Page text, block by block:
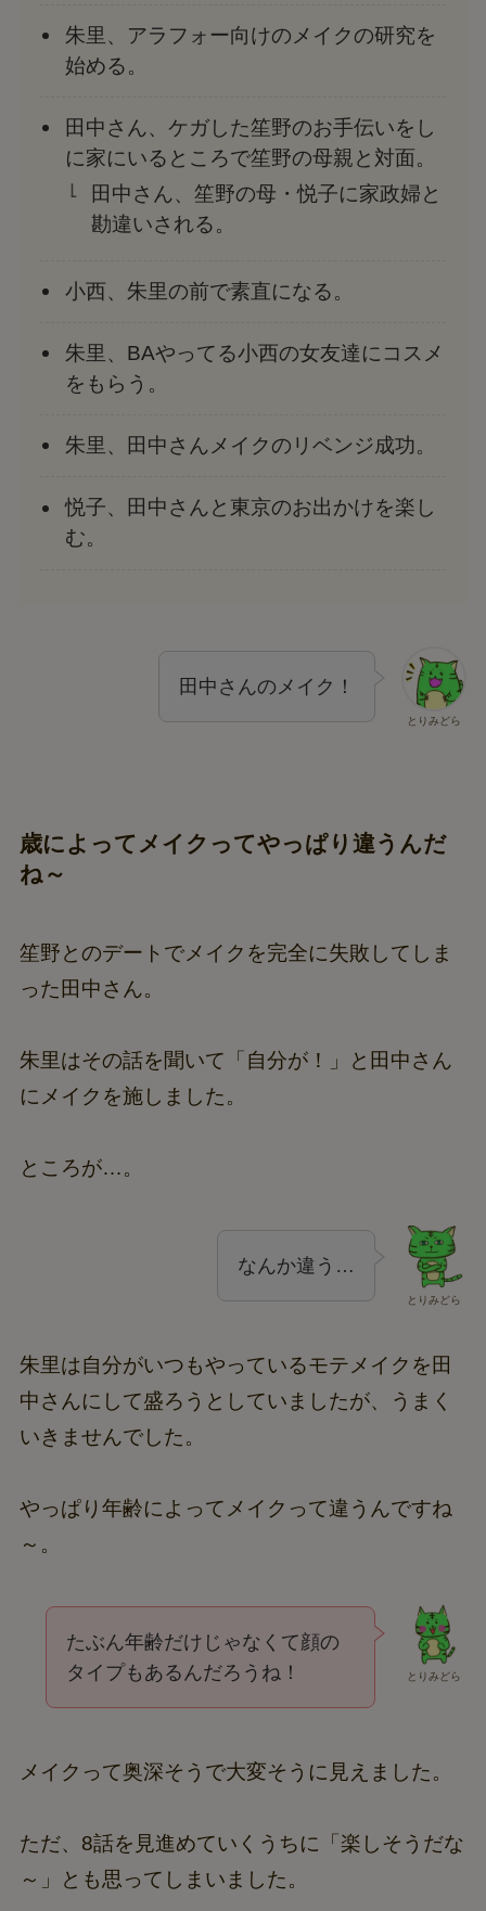
朱里、アラフォー向けのメイクの研究を
始める。
田中さん、ケガした笙野のお手伝いをし
に家にいるところで笙野の母親と対面。
田中さん、笙野の母・悦子に家政婦と
勘違いされる。
小西、朱里の前で素直になる。
朱里、BAやってる小西の女友達にコスメ
をもらう。
朱里、田中さんメイクのリベンジ成功。
悦子、田中さんと東京のお出かけを楽し
む。
とりみどら
田中さんのメイク！
歳によってメイクってやっぱり違うんだ
ね～
笙野とのデートでメイクを完全に失敗してしま
った田中さん。
朱里はその話を聞いて「自分が！」と田中さん
にメイクを施しました。
ところが…。
とりみどら
なんか違う…
朱里は自分がいつもやっているモテメイクを田
中さんにして盛ろうとしていましたが、うまく
いきませんでした。
やっぱり年齢によってメイクって違うんですね
～。
とりみどら
たぶん年齢だけじゃなくて顔の
タイプもあるんだろうね！
メイクって奥深そうで大変そうに見えました。
ただ、8話を見進めていくうちに「楽しそうだな
～」とも思ってしまいました。